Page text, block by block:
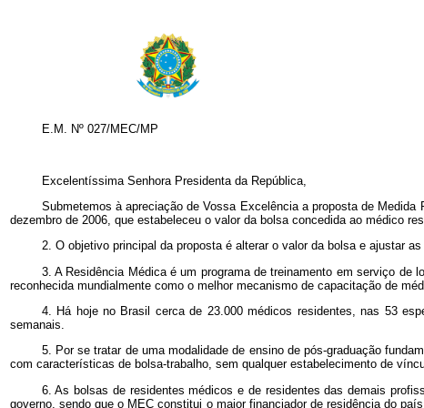
E.M. Nº 027/MEC/MP
Excelentíssima Senhora Presidenta da República,
Submetemos à apreciação de Vossa Excelência a proposta de
dezembro de 2006, que estabeleceu o valor da bolsa concedida ao médico
2. O objetivo principal da proposta é alterar o valor da bolsa e ajustar
3. A Residência Médica é um programa de treinamento em serviço de
reconhecida mundialmente como o melhor mecanismo de capacitação de
4. Há hoje no Brasil cerca de 23.000 médicos residentes, nas 53
semanais.
5. Por se tratar de uma modalidade de ensino de pós-graduação
com características de bolsa-trabalho, sem qualquer estabelecimento de
6. As bolsas de residentes médicos e de residentes das demais
governo, sendo que o MEC constitui o maior financiador de residência do